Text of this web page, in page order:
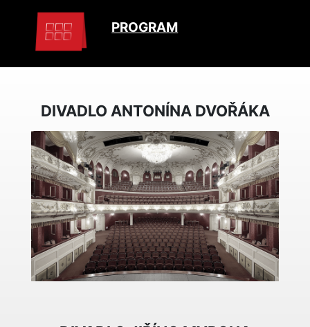
PROGRAM
DIVADLO ANTONÍNA DVOŘÁKA